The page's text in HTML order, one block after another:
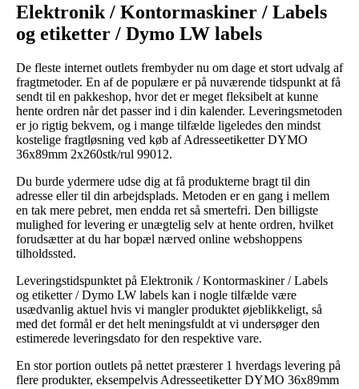
Elektronik / Kontormaskiner / Labels
og etiketter / Dymo LW labels
De fleste internet outlets frembyder nu om dage et stort udvalg af
fragtmetoder. En af de populære er på nuværende tidspunkt at få
sendt til en pakkeshop, hvor det er meget fleksibelt at kunne
hente ordren når det passer ind i din kalender. Leveringsmetoden
er jo rigtig bekvem, og i mange tilfælde ligeledes den mindst
kostelige fragtløsning ved køb af Adresseetiketter DYMO
36x89mm 2x260stk/rul 99012.
Du burde ydermere udse dig at få produkterne bragt til din
adresse eller til din arbejdsplads. Metoden er en gang i mellem
en tak mere pebret, men endda ret så smertefri. Den billigste
mulighed for levering er unægtelig selv at hente ordren, hvilket
forudsætter at du har bopæl nærved online webshoppens
tilholdssted.
Leveringstidspunktet på Elektronik / Kontormaskiner / Labels
og etiketter / Dymo LW labels kan i nogle tilfælde være
usædvanlig aktuel hvis vi mangler produktet øjeblikkeligt, så
med det formål er det helt meningsfuldt at vi undersøger den
estimerede leveringsdato for den respektive vare.
En stor portion outlets på nettet præsterer 1 hverdags levering på
flere produkter, eksempelvis Adresseetiketter DYMO 36x89mm